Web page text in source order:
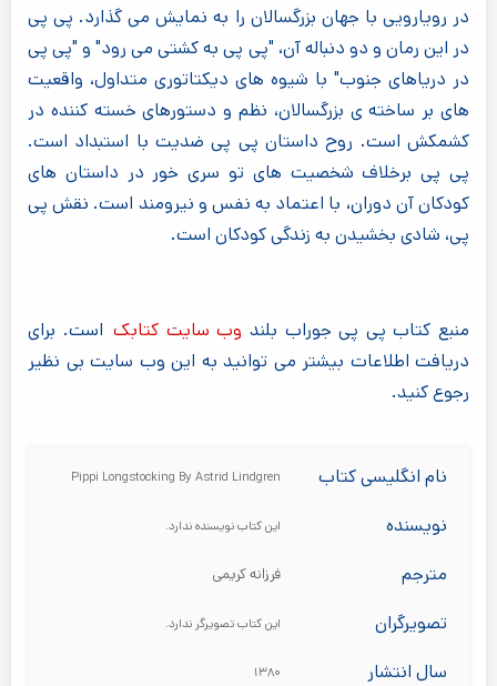
در رویارویی با جهان بزرگسالان را به نمایش می گذارد. پی پی
در این رمان و دو دنباله آن، "پی پی به کشتی می رود" و "پی پی
در دریاهای جنوب" با شیوه های دیکتاتوری متداول، واقعیت
های بر ساخته ی بزرگسالان، نظم و دستورهای خسته کننده در
کشمکش است. روح داستان پی پی ضدیت با استبداد است.
پی پی برخلاف شخصیت های تو سری خور در داستان های
کودکان آن دوران، با اعتماد به نفس و نیرومند است. نقش پی
پی، شادی بخشیدن به زندگی کودکان است.
منبع کتاب پی پی جوراب بلند وب سایت کتابک است. برای
دریافت اطلاعات بیشتر می توانید به این وب سایت بی نظیر
رجوع کنید.
نام انگلیسی کتاب Pippi Longstocking By Astrid Lindgren
نویسنده این کتاب نویسنده ندارد.
مترجم فرزانه کریمی
تصویرگران این کتاب تصویرگر ندارد.
سال انتشار ۱۳۸۰